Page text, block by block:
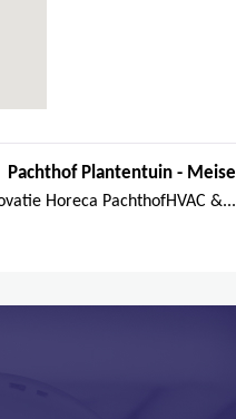
Pachthof Plantentuin - Meise
Horeca PachthofHVAC &...